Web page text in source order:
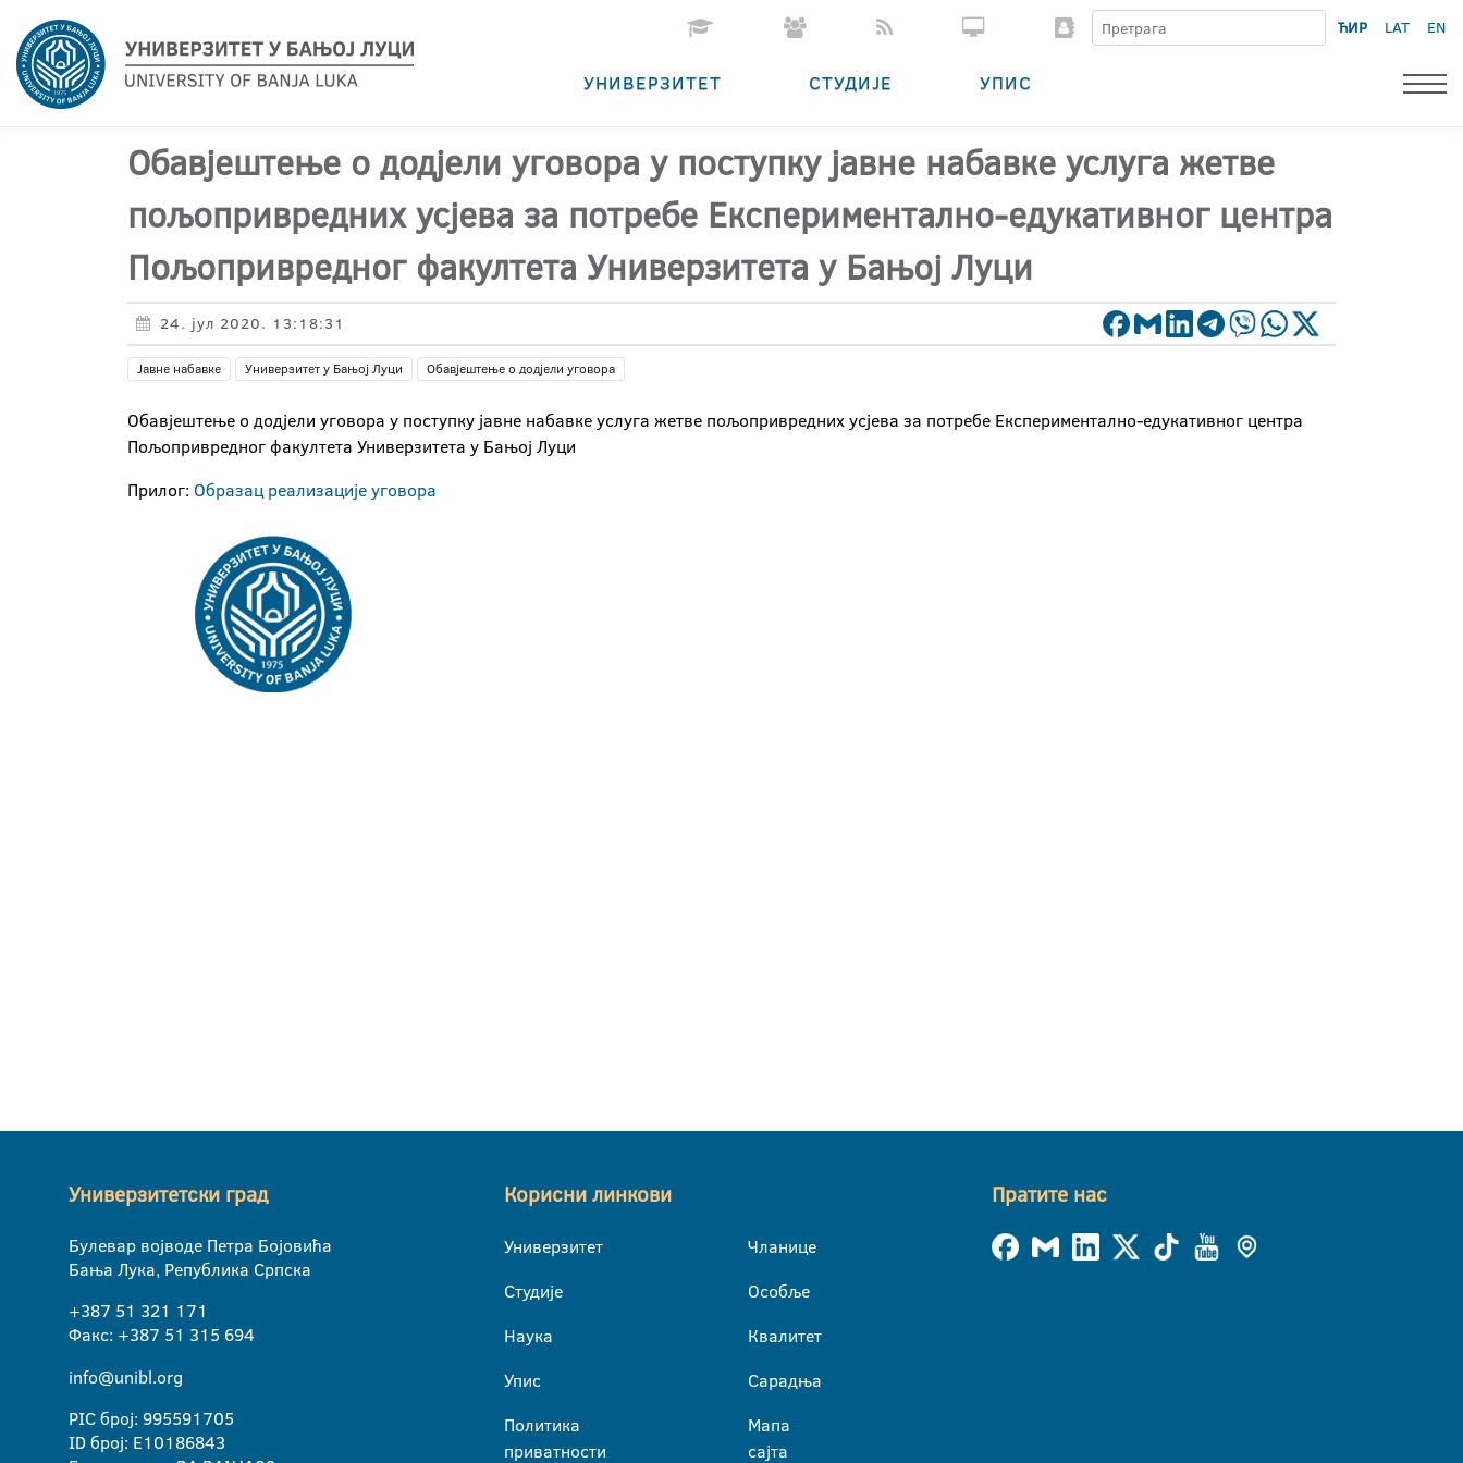
ЋИР LAT EN
УНИВЕРЗИТЕТ СТУДИЈЕ УПИС
Обавјештење о додјели уговора у поступку јавне набавке услуга жетве
пољопривредних усјева за потребе Експериментално-едукативног центра
Пољопривредног факултета Универзитета у Бањој Луци
24. јул 2020. 13:18:31
Јавне набавке Универзитет у Бањој Луци Обавјештење о додјели уговора
Обавјештење о додјели уговора у поступку јавне набавке услуга жетве пољопривредних усјева за потребе Експериментално-едукативног центра
Пољопривредног факултета Универзитета у Бањој Луци
Прилог: Образац реализације уговора
Универзитетски град
Булевар војводе Петра Бојовића
Бања Лука, Република Српска
+387 51 321 171
Факс: +387 51 315 694
info@unibl.org
PIC број: 995591705
ID број: E10186843
Корисни линкови
Универзитет
Студије
Наука
Упис
Политика
приватности
Чланице
Особље
Квалитет
Сарадња
Мапа
сајта
Пратите нас